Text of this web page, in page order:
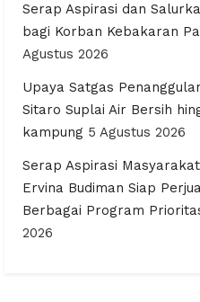
Serap Aspirasi dan
bagi Korban Kebakaran
Agustus 2026
Upaya Satgas
Sitaro Suplai Air Bersih
kampung 5 Agustus 2026
Serap Aspirasi
Ervina Budiman Siap
Berbagai Program
2026